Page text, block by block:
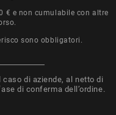
€ e non cumulabile con altre
sono obbligatori.
di aziende, al netto di
di conferma dell’ordine.